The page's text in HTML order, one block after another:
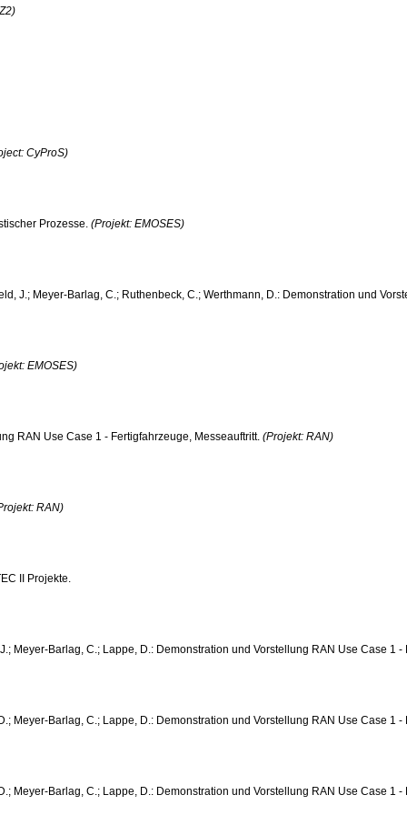
CyProS)
Prozesse.(Projekt: EMOSES)
J.; Meyer-Barlag, C.; Ruthenbeck, C.; Werthmann, D.: Demonstration und
EMOSES)
RAN Use Case 1 - Fertigfahrzeuge, Messeauftritt.(Projekt: RAN)
RAN)
II Projekte.
Meyer-Barlag, C.; Lappe, D.: Demonstration und Vorstellung RAN Use Case 1
Meyer-Barlag, C.; Lappe, D.: Demonstration und Vorstellung RAN Use Case 1
Meyer-Barlag, C.; Lappe, D.: Demonstration und Vorstellung RAN Use Case 1